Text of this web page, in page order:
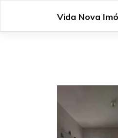
content
Vida Nova